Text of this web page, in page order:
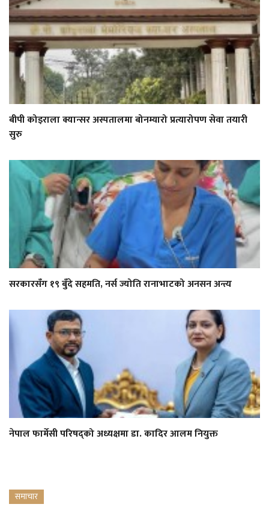
बीपी कोइराला क्यान्सर अस्पतालमा बोनम्यारो प्रत्यारोपण सेवा तयारी
सुरु
सरकारसँग १९ बुँदे सहमति, नर्स ज्योति रानाभाटको अनसन अन्त्य
नेपाल फार्मेसी परिषद्को अध्यक्षमा डा. कादिर आलम नियुक्त
समाचार